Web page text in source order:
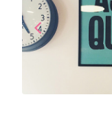
arrow_back_iosPrevious